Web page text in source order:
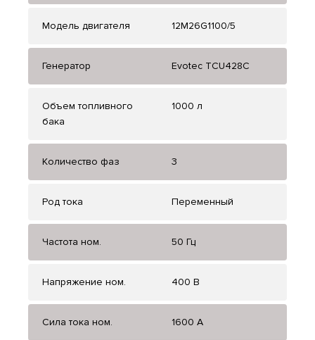
Модель двигателя 12M26G1100/5
Генератор Evotec TCU428C
Объем топливного
бака
1000 л
Количество фаз 3
Род тока Переменный
Частота ном. 50 Гц
Напряжение ном. 400 В
Сила тока ном. 1600 А